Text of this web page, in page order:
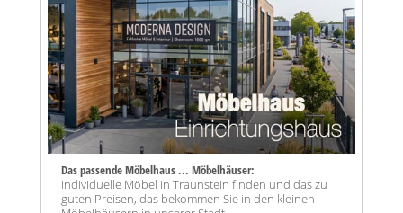
Das passende Möbelhaus ... Möbelhäuser:
Individuelle Möbel in Traunstein finden und das zu
guten Preisen, das bekommen Sie in den kleinen